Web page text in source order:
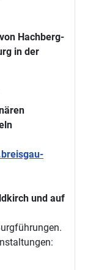
Hachberg-
in der
und auf